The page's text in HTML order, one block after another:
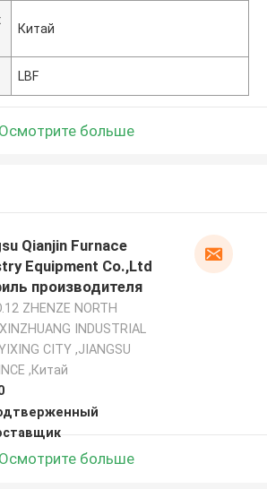
Китай
LBF
Осмотрите больше
Qianjin Furnace
Equipment Co.,Ltd
производителя
ZHENZE NORTH
INDUSTRIAL
CITY ,JIANGSU
,Китай
Осмотрите больше